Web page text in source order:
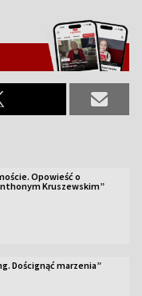
Opowieść o
Kruszewskim”
Doścignąć marzenia”